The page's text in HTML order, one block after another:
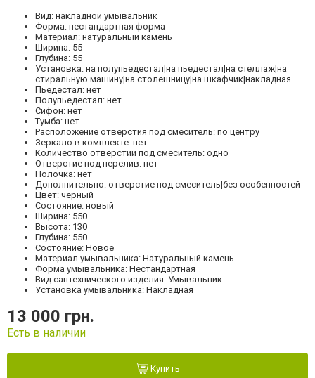
Вид: накладной умывальник
Форма: нестандартная форма
Материал: натуральный камень
Ширина: 55
Глубина: 55
Установка: на полупьедестал|на пьедестал|на стеллаж|на
стиральную машину|на столешницу|на шкафчик|накладная
Пьедестал: нет
Полупьедестал: нет
Сифон: нет
Тумба: нет
Расположение отверстия под смеситель: по центру
Зеркало в комплекте: нет
Количество отверстий под смеситель: одно
Отверстие под перелив: нет
Полочка: нет
Дополнительно: отверстие под смеситель|без особенностей
Цвет: черный
Состояние: новый
Ширина: 550
Высота: 130
Глубина: 550
Состояние: Новое
Материал умывальника: Натуральный камень
Форма умывальника: Нестандартная
Вид сантехнического изделия: Умывальник
Установка умывальника: Накладная
13 000 грн.
Есть в наличии
Купить